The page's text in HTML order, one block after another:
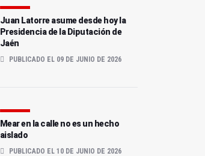
Juan Latorre asume desde hoy la
Presidencia de la Diputación de
Jaén
PUBLICADO EL 09 DE JUNIO DE 2026
Mear en la calle no es un hecho
aislado
PUBLICADO EL 10 DE JUNIO DE 2026